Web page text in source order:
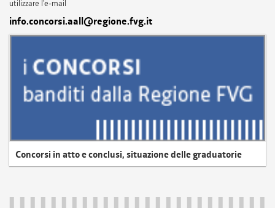
utilizzare l'e-mail
info.concorsi.aall@regione.fvg.it
Concorsi in atto e conclusi, situazione delle graduatorie